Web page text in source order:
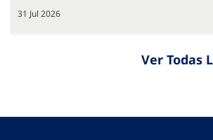
31 Jul 2026
Ver Todas